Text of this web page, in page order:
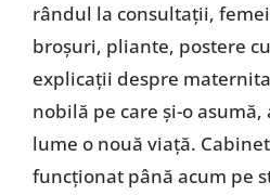
rândul la consultaţii,
broşuri, pliante, postere
explicaţii despre
nobilă pe care şi-o asumă,
lume o nouă viaţă.
funcţionat până acum pe